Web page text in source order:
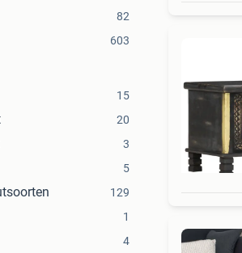
82
603
15
20
3
5
129
1
4